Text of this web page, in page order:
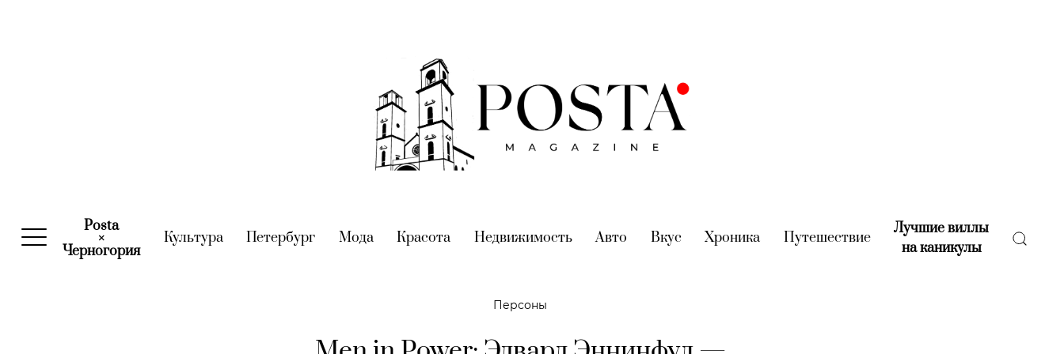
Posta
×
Черногория(current)
Культура(current)
Петербург (current)
Мода(current)
Красота (current)
Недвижимость(current)
Авто (current)
Вкус (current)
Хроника (current)
Путешествие(current)
Лучшие виллы
на каникулы(current)
Персоны